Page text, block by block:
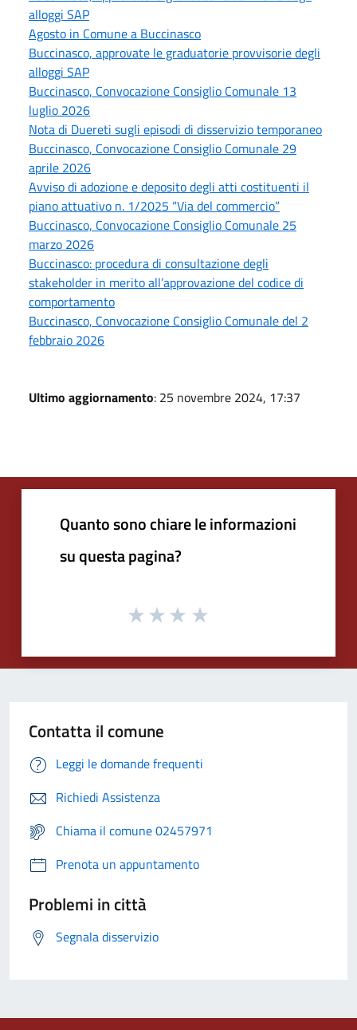
alloggi SAP
Agosto in Comune a Buccinasco
Buccinasco, approvate le graduatorie provvisorie degli
alloggi SAP
Buccinasco, Convocazione Consiglio Comunale 13
luglio 2026
Nota di Duereti sugli episodi di disservizio temporaneo
Buccinasco, Convocazione Consiglio Comunale 29
aprile 2026
Avviso di adozione e deposito degli atti costituenti il
piano attuativo n. 1/2025 “Via del commercio”
Buccinasco, Convocazione Consiglio Comunale 25
marzo 2026
Buccinasco: procedura di consultazione degli
stakeholder in merito all’approvazione del codice di
comportamento
Buccinasco, Convocazione Consiglio Comunale del 2
febbraio 2026
Ultimo aggiornamento: 25 novembre 2024, 17:37
Quanto sono chiare le informazioni
su questa pagina?
Contatta il comune
Leggi le domande frequenti
Richiedi Assistenza
Chiama il comune 02457971
Prenota un appuntamento
Problemi in città
Segnala disservizio